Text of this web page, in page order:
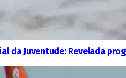
da Juventude: Revelada